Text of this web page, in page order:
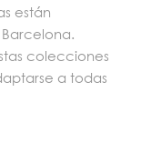
están
colecciones
a todas